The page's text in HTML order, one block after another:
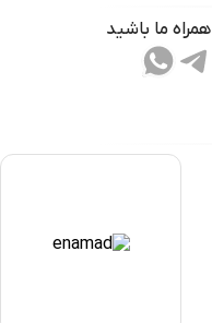
همراه ما باشید